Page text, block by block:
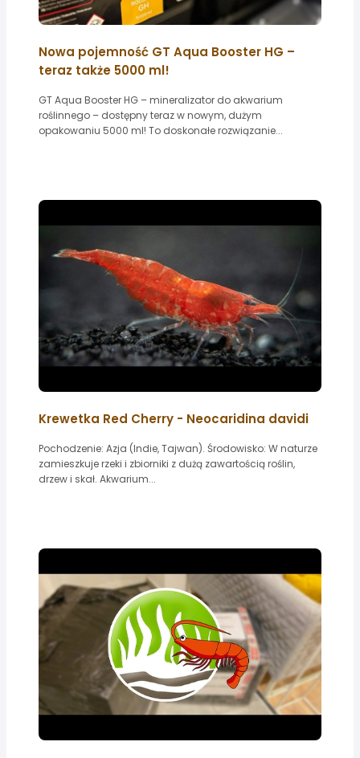
Nowa pojemność GT Aqua Booster HG –
teraz także 5000 ml!
GT Aqua Booster HG – mineralizator do akwarium
roślinnego – dostępny teraz w nowym, dużym
opakowaniu 5000 ml! To doskonałe rozwiązanie...
Krewetka Red Cherry - Neocaridina davidi
Pochodzenie: Azja (Indie, Tajwan). Środowisko: W naturze
zamieszkuje rzeki i zbiorniki z dużą zawartością roślin,
drzew i skał. Akwarium...